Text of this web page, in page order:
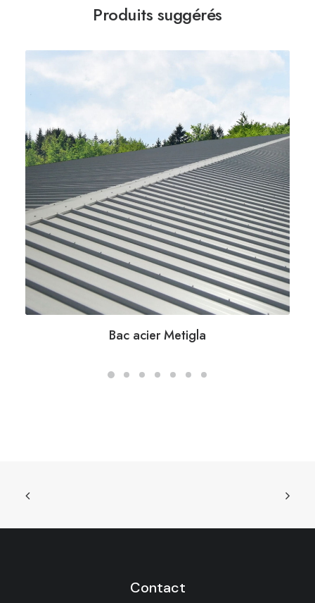
Produits suggérés
Bac acier Metigla
Contact